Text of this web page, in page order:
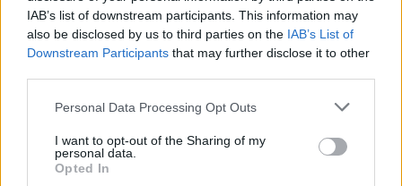
IAB’s list of downstream participants. This information may
also be disclosed by us to third parties on the IAB’s List of
Downstream Participants that may further disclose it to other
Please note that this website/app uses one or more Google
not limited to your visit or usage behaviour. You may click to
grant or deny consent to Google and its third-party tags to
use your data for below specified purposes in below Google
Personal Data Processing Opt Outs
I want to opt-out of the Sharing of my
personal data.
Opted In